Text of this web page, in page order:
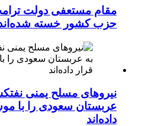
حزب کشور خسته
عربستان سعودی را با
داده‌اند